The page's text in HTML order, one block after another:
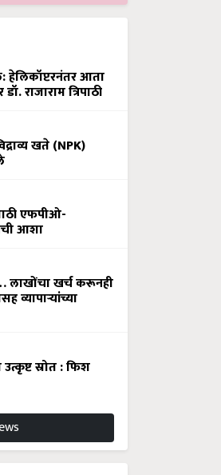
हेलिकॉप्टरनंतर आता
राजाराम त्रिपाठी
खते (NPK)
एफपीओ-
आशा
लाखोंचा खर्च करूनही
व्यापाऱ्यांच्या
स्रोत : फिश